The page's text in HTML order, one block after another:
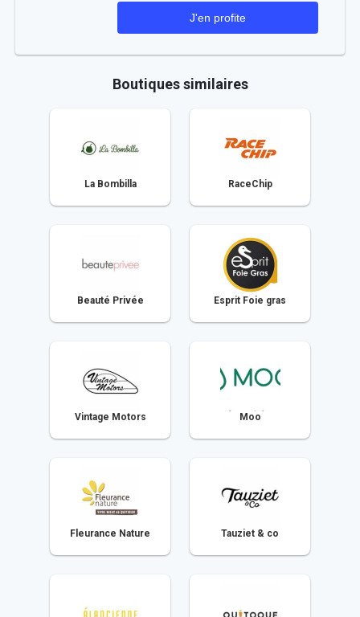
Boutiques similaires
La Bombilla RaceChip
Beauté Privée Esprit Foie gras
Vintage Motors Moo
Fleurance Nature Tauziet & co